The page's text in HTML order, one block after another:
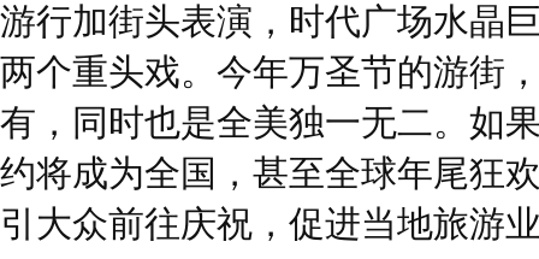
游行加街头表演，时代广场水晶
两个重头戏。今年万圣节的游街
有，同时也是全美独一无二。如
约将成为全国，甚至全球年尾狂
引大众前往庆祝，促进当地旅游